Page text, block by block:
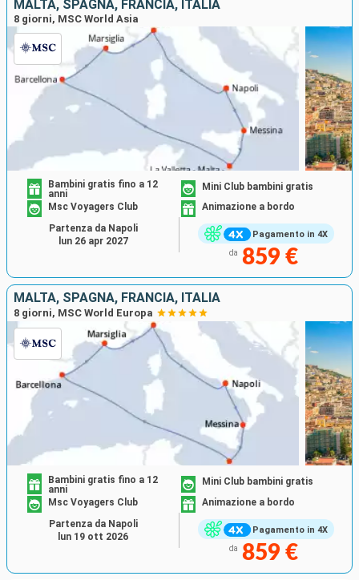
MALTA, SPAGNA, FRANCIA, ITALIA
8 giorni, MSC World Asia
Pagamento in 4X
Bambini gratis fino a 12
anni
Mini Club bambini gratis
Msc Voyagers Club
Animazione a bordo
da 859 €
Partenza da Napoli
lun 26 apr 2027
MALTA, SPAGNA, FRANCIA, ITALIA
8 giorni, MSC World Europa
Pagamento in 4X
Bambini gratis fino a 12
anni
Mini Club bambini gratis
Msc Voyagers Club
Animazione a bordo
da 859 €
Partenza da Napoli
lun 19 ott 2026